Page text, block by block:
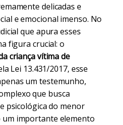
delicadas e
e emocional imenso. No
que apura esses
figura crucial: o
criança vítima de
Lei 13.431/2017, esse
um testemunho,
que busca
psicológica do menor
importante elemento